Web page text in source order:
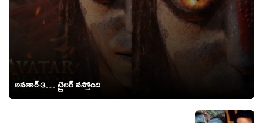
అవతార్-3… ట్రైలర్ వస్తోంది